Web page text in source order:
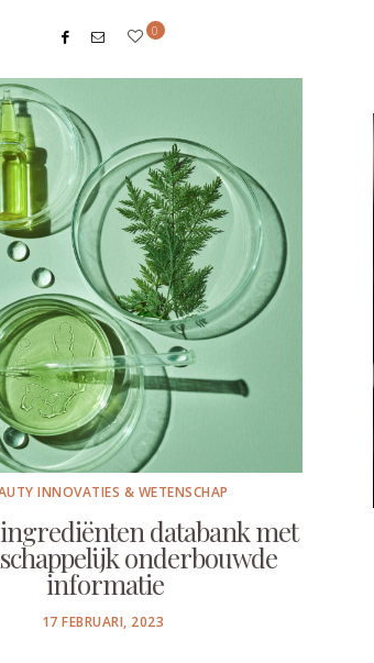
0
INNOVATIES & WETENSCHAP
databank met
onderbouwde
informatie
POSTED
17 FEBRUARI, 2023